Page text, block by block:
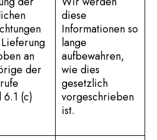
an
der
(c)
diese
Informationen so
lange
aufbewahren,
wie dies
gesetzlich
vorgeschrieben
ist.